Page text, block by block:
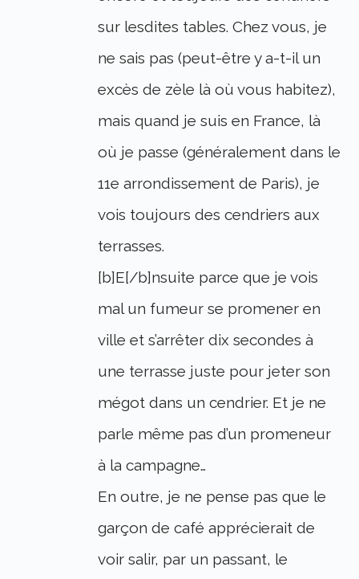
sur lesdites tables. Chez vous, je
ne sais pas (peut-être y a-t-il un
excès de zèle là où vous habitez),
mais quand je suis en France, là
où je passe (généralement dans le
11e arrondissement de Paris), je
vois toujours des cendriers aux
terrasses.
[b]E[/b]nsuite parce que je vois
mal un fumeur se promener en
ville et s’arrêter dix secondes à
une terrasse juste pour jeter son
mégot dans un cendrier. Et je ne
parle même pas d’un promeneur
à la campagne…
En outre, je ne pense pas que le
garçon de café apprécierait de
voir salir, par un passant, le